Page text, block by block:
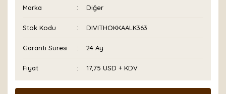
Marka Diğer
Stok Kodu DIVITHOKKAALK363
Garanti Süresi 24 Ay
Fiyat 17,75 USD + KDV